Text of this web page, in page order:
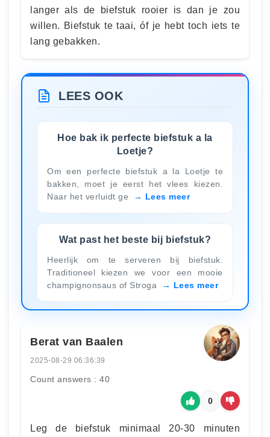
langer als de biefstuk rooier is dan je zou
willen. Biefstuk te taai, óf je hebt toch iets te
lang gebakken.
LEES OOK
Hoe bak ik perfecte biefstuk a la
Loetje?
Om een perfecte biefstuk a la Loetje te
bakken, moet je eerst het vlees kiezen.
Naar het verluidt ge
Lees meer
Wat past het beste bij biefstuk?
Heerlijk om te serveren bij biefstuk.
Traditioneel kiezen we voor een mooie
champignonsaus of Stroga
Lees meer
Berat van Baalen
2025-08-29 06:36:39
Count answers : 40
0
Leg de biefstuk minimaal 20-30 minuten